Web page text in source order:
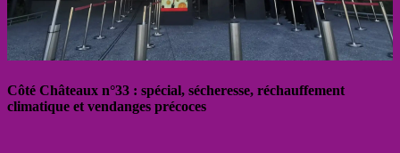
Côté Châteaux n°33 : spécial, sécheresse, réchauffement
climatique et vendanges précoces